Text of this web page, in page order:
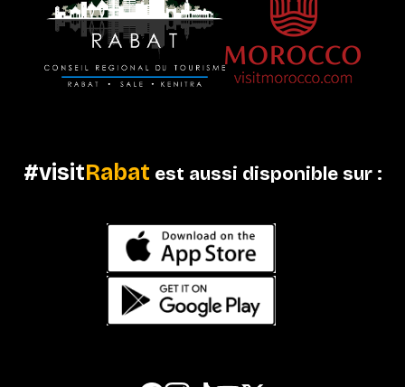
#visitRabat est aussi disponible sur :